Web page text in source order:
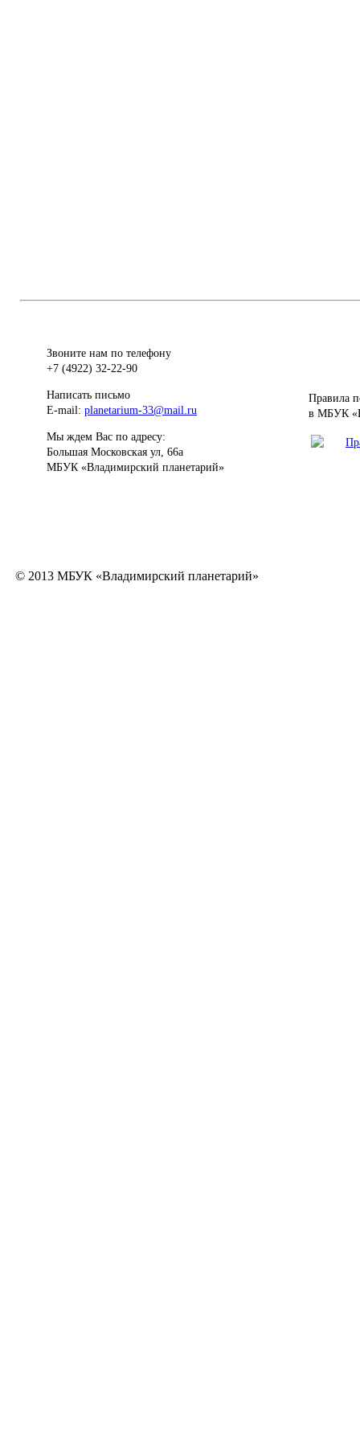
Звоните нам по телефону
+7 (4922) 32-22-90
Написать письмо
E-mail: planetarium-33@mail.ru
Мы ждем Вас по адресу:
Большая Московская ул, 66а
МБУК «Владимирский планетарий»
Правила
в МБУК
© 2013 МБУК «Владимирский планетарий»